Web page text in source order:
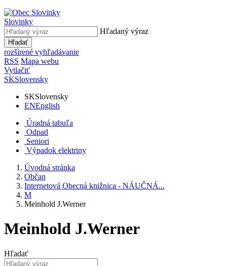
Slovinky
Hľadaný výraz
Hľadať
rozšírené vyhľadávanie
RSS Mapa webu
Vytlačiť
SKSlovensky
SKSlovensky
ENEnglish
Úradná tabuľa
Odpad
Seniori
Výpadok elektriny
Úvodná stránka
Občan
Internetová Obecná knižnica - NÁUČNÁ...
M
Meinhold J.Werner
Meinhold J.Werner
Hľadať